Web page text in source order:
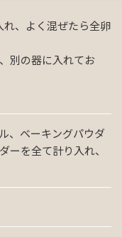
、よく混ぜたら全卵
別の器に入れてお
、ベーキングパウダ
ーを全て計り入れ、